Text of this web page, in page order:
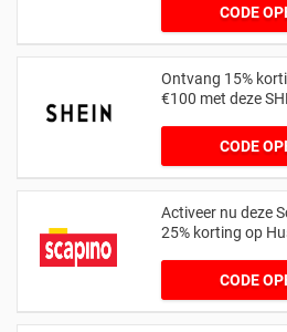
CODE
CB20-
Ontvang 15%
€100 met deze
CODE
Activeer nu deze
25% korting op
CODE